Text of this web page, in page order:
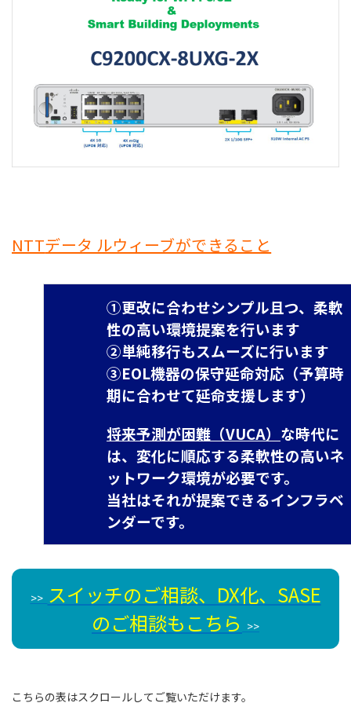
NTTデータ ルウィーブができること
①更改に合わせシンプル且つ、柔軟
性の高い環境提案を行います
②単純移行もスムーズに行います
③EOL機器の保守延命対応（予算時
期に合わせて延命支援します）
将来予測が困難（VUCA） な時代に
は、変化に順応する柔軟性の高いネ
ットワーク環境が必要です。
当社はそれが提案できるインフラベ
ンダーです。
>> スイッチのご相談、DX化、SASE
のご相談もこちら >>